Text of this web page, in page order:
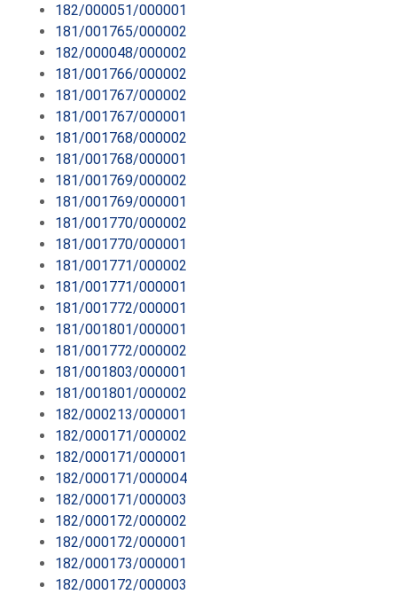
182/000051/000001
181/001765/000002
182/000048/000002
181/001766/000002
181/001767/000002
181/001767/000001
181/001768/000002
181/001768/000001
181/001769/000002
181/001769/000001
181/001770/000002
181/001770/000001
181/001771/000002
181/001771/000001
181/001772/000001
181/001801/000001
181/001772/000002
181/001803/000001
181/001801/000002
182/000213/000001
182/000171/000002
182/000171/000001
182/000171/000004
182/000171/000003
182/000172/000002
182/000172/000001
182/000173/000001
182/000172/000003